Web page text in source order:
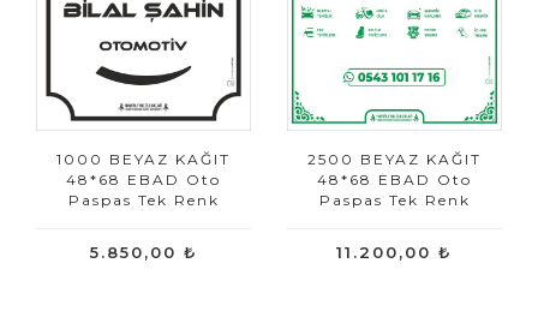
1000 BEYAZ KAĞIT
48*68 EBAD Oto
Paspas Tek Renk
5.850,00 ₺
2500 BEYAZ KAĞIT
48*68 EBAD Oto
Paspas Tek Renk
11.200,00 ₺